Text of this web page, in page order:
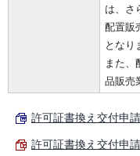
は、さ
配置販
となり
また、
品販売
許可証書換え交付申
許可証書換え交付申